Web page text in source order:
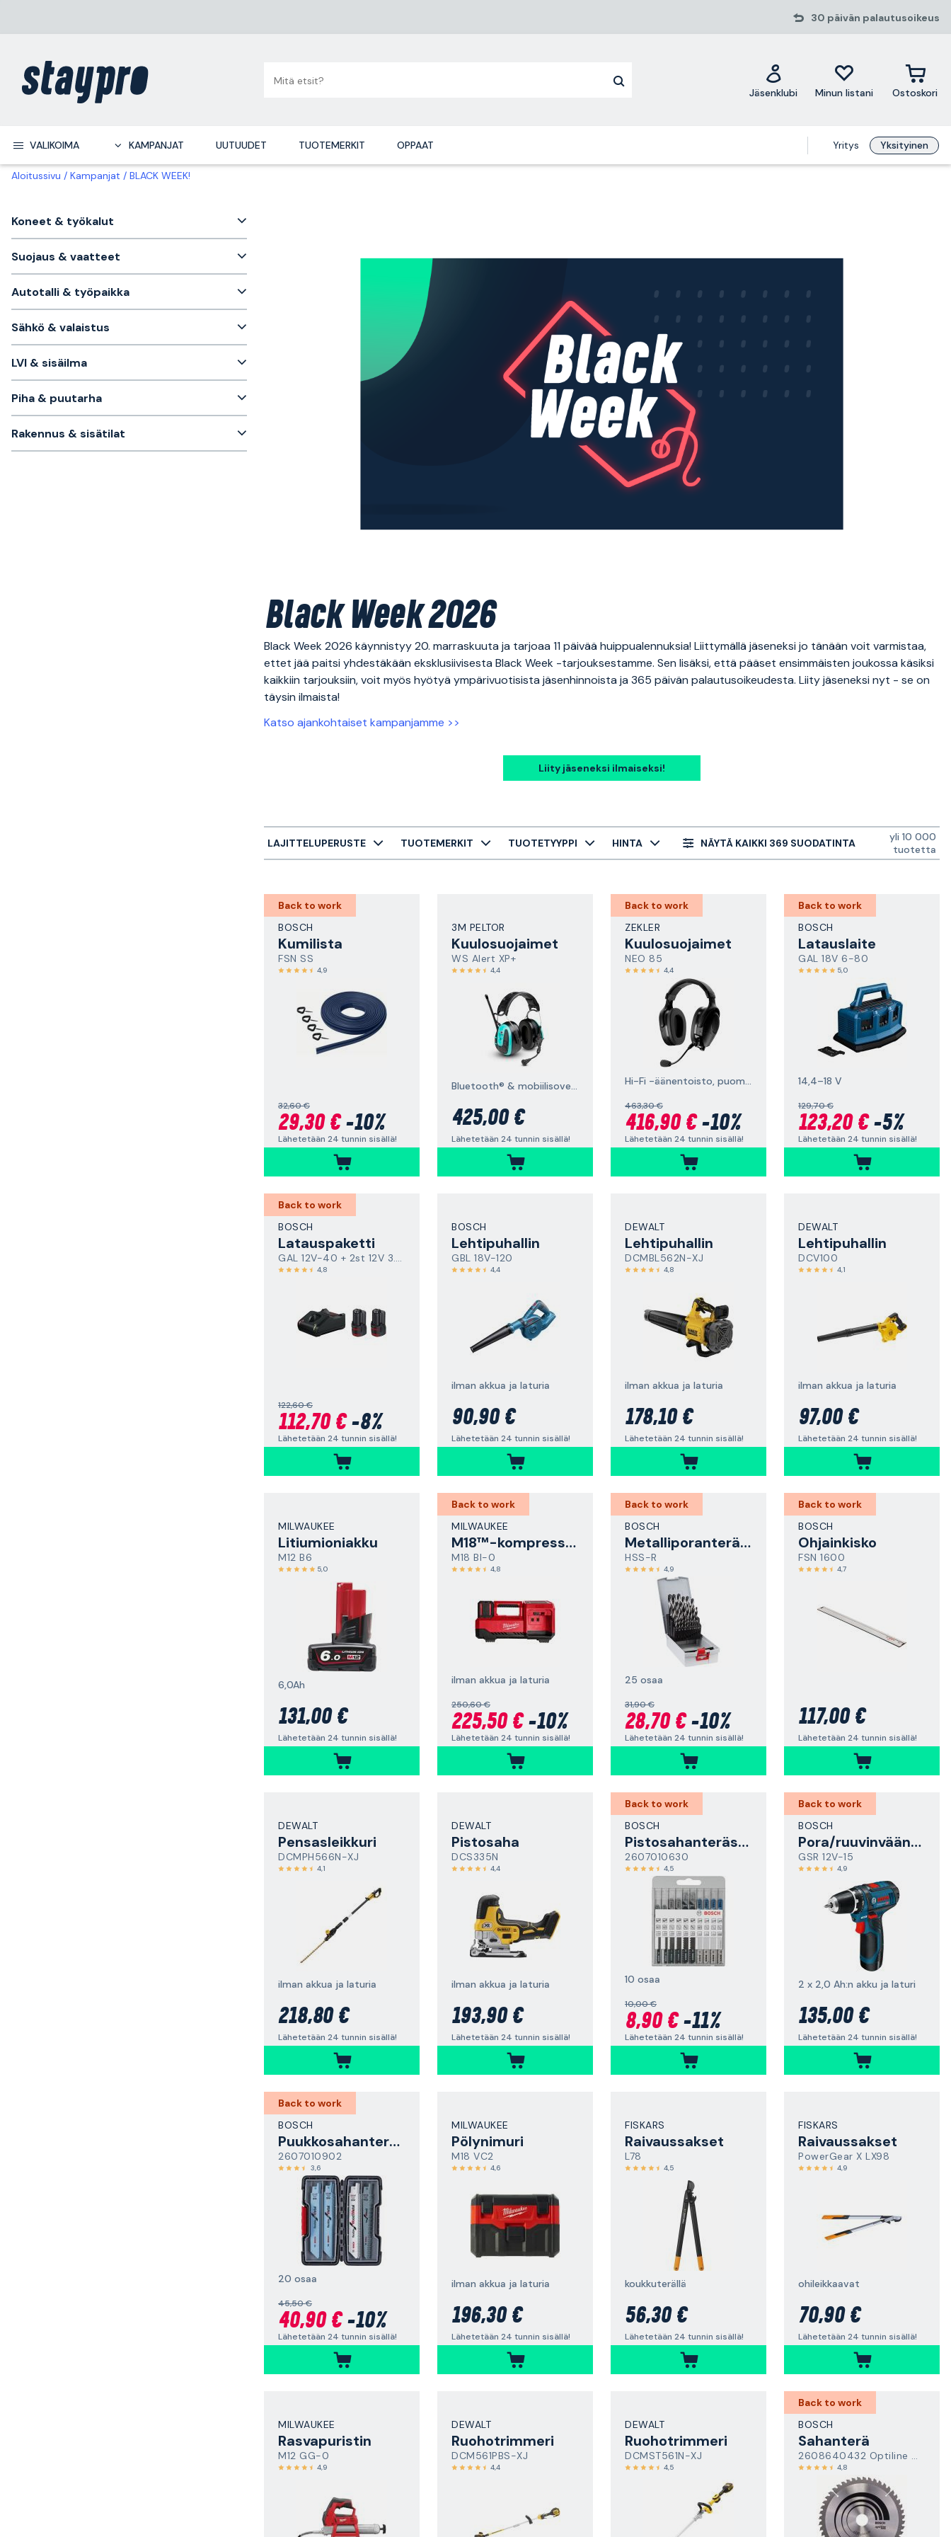
30 päivän palautusoikeus
Jäsenklubi Minun listani Ostoskori
VALIKOIMA KAMPANJAT UUTUUDET TUOTEMERKIT OPPAAT Yritys Yksityinen
Aloitussivu Kampanjat BLACK WEEK!
Koneet & työkalut
Suojaus & vaatteet
Autotalli & työpaikka
Sähkö & valaistus
LVI & sisäilma
Piha & puutarha
Rakennus & sisätilat
Black Week 2026
Black Week 2026 käynnistyy 20. marraskuuta ja tarjoaa 11 päivää huippualennuksia! Liittymällä jäseneksi jo tänään voit varmistaa,
ettet jää paitsi yhdestäkään eksklusiivisesta Black Week -tarjouksestamme. Sen lisäksi, että pääset ensimmäisten joukossa käsiksi
kaikkiin tarjouksiin, voit myös hyötyä ympärivuotisista jäsenhinnoista ja 365 päivän palautusoikeudesta. Liity jäseneksi nyt - se on
täysin ilmaista!
Katso ajankohtaiset kampanjamme >>
Liity jäseneksi ilmaiseksi!
LAJITTELUPERUSTE TUOTEMERKIT TUOTETYYPPI HINTA NÄYTÄ KAIKKI 369 SUODATINTA
yli 10 000
tuotetta
Back to work
BOSCH
Kumilista
FSN SS
4,9
32,60 €
29,30 €-10%
Lähetetään 24 tunnin sisällä!
3M PELTOR
Kuulosuojaimet
WS Alert XP+
4,4
Bluetooth® & mobiilisovellus, päälakisanka
425,00 €
Lähetetään 24 tunnin sisällä!
Back to work
ZEKLER
Kuulosuojaimet
NEO 85
4,4
Hi-Fi -äänentoisto, puomimikrofoni, korkealaatuinen kuuntelutoiminto (Natural Sound Transparency) ja Bluetooth®
463,30 €
416,90 €-10%
Lähetetään 24 tunnin sisällä!
Back to work
BOSCH
Latauslaite
GAL 18V 6-80
5,0
14,4–18 V
129,70 €
123,20 €-5%
Lähetetään 24 tunnin sisällä!
Back to work
BOSCH
Latauspaketti
GAL 12V-40 + 2st 12V 3.0Ah
4,8
122,60 €
112,70 €-8%
Lähetetään 24 tunnin sisällä!
BOSCH
Lehtipuhallin
GBL 18V-120
4,4
ilman akkua ja laturia
90,90 €
Lähetetään 24 tunnin sisällä!
DEWALT
Lehtipuhallin
DCMBL562N-XJ
4,8
ilman akkua ja laturia
178,10 €
Lähetetään 24 tunnin sisällä!
DEWALT
Lehtipuhallin
DCV100
4,1
ilman akkua ja laturia
97,00 €
Lähetetään 24 tunnin sisällä!
MILWAUKEE
Litiumioniakku
M12 B6
5,0
6,0Ah
131,00 €
Lähetetään 24 tunnin sisällä!
Back to work
MILWAUKEE
M18™-kompressori
M18 BI-0
4,8
ilman akkua ja laturia
250,60 €
225,50 €-10%
Lähetetään 24 tunnin sisällä!
Back to work
BOSCH
Metalliporanteräsarja
HSS-R
4,9
25 osaa
31,90 €
28,70 €-10%
Lähetetään 24 tunnin sisällä!
Back to work
BOSCH
Ohjainkisko
FSN 1600
4,7
117,00 €
Lähetetään 24 tunnin sisällä!
DEWALT
Pensasleikkuri
DCMPH566N-XJ
4,1
ilman akkua ja laturia
218,80 €
Lähetetään 24 tunnin sisällä!
DEWALT
Pistosaha
DCS335N
4,4
ilman akkua ja laturia
193,90 €
Lähetetään 24 tunnin sisällä!
Back to work
BOSCH
Pistosahanteräsarja
2607010630
4,5
10 osaa
10,00 €
8,90 €-11%
Lähetetään 24 tunnin sisällä!
Back to work
BOSCH
Pora/ruuvinväännin
GSR 12V-15
4,9
2 x 2,0 Ah:n akku ja laturi
135,00 €
Lähetetään 24 tunnin sisällä!
Back to work
BOSCH
Puukkosahanteräsarja
2607010902
3,6
20 osaa
45,50 €
40,90 €-10%
Lähetetään 24 tunnin sisällä!
MILWAUKEE
Pölynimuri
M18 VC2
4,6
ilman akkua ja laturia
196,30 €
Lähetetään 24 tunnin sisällä!
FISKARS
Raivaussakset
L78
4,5
koukkuterällä
56,30 €
Lähetetään 24 tunnin sisällä!
FISKARS
Raivaussakset
PowerGear X LX98
4,9
ohileikkaavat
70,90 €
Lähetetään 24 tunnin sisällä!
MILWAUKEE
Rasvapuristin
M12 GG-0
4,9
DEWALT
Ruohotrimmeri
DCM561PBS-XJ
4,4
DEWALT
Ruohotrimmeri
DCMST561N-XJ
4,5
Back to work
BOSCH
Sahanterä
2608640432 Optiline Wood
4,8